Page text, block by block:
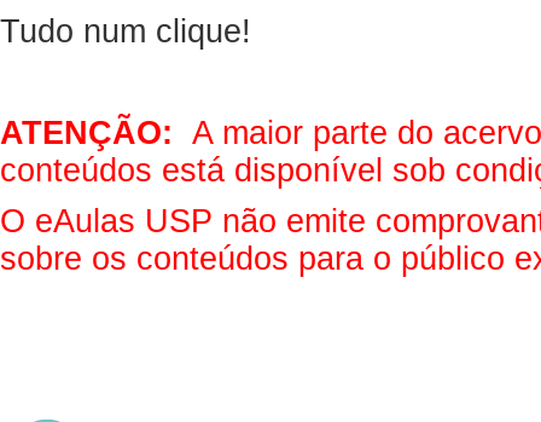
Tudo num clique!
ATENÇÃO: A maior parte do
conteúdos está disponível sob
O eAulas USP não emite
sobre os conteúdos para o público